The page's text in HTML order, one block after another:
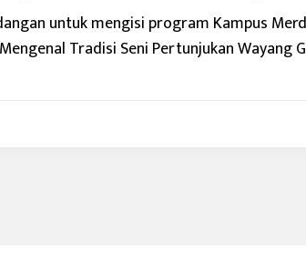
untuk mengisi program Kampus
Tradisi Seni Pertunjukan Wayang